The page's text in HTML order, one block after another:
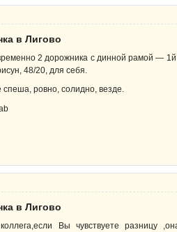
в Лигово
2 дорожника с динной рамой —
48/20, для себя.
ровно, солидно, везде.
в Лигово
Вы чувствуете разницу